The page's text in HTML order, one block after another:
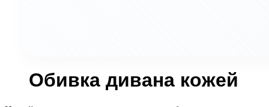
Обивка дивана кожей